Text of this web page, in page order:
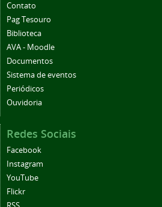
Contato
Pag Tesouro
Biblioteca
AVA - Moodle
Documentos
Sistema de eventos
Periódicos
Ouvidoria
Redes Sociais
Facebook
Instagram
YouTube
Flickr